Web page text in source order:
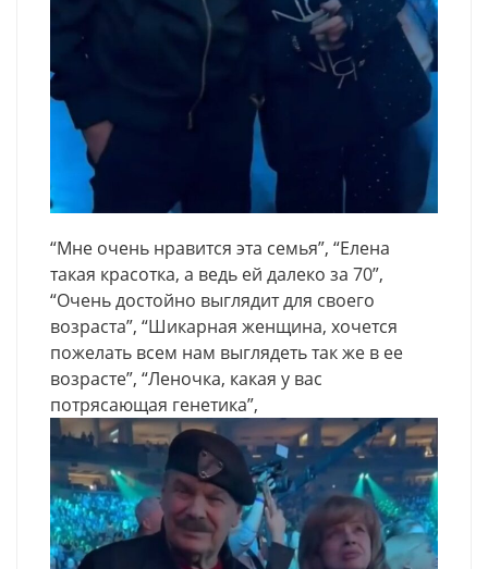
“Мне очень нравится эта семья”, “Елена
такая красотка, а ведь ей далеко за 70”,
“Очень достойно выглядит для своего
возраста”, “Шикарная женщина, хочется
пожелать всем нам выглядеть так же в ее
возрасте”, “Леночка, какая у вас
потрясающая генетика”,